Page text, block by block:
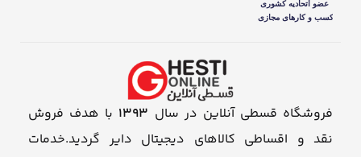
فروشگاه قسطی آنلاین در سال 1393 با هدف فروش
نقد و اقساطی کالاهای دیجیتال دایر گردید.خدمات